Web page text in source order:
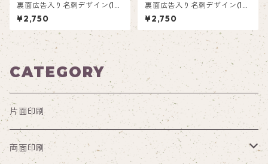
裏面広告入り名刺デザイン(1箱
50枚入り)_花_F002ad
¥2,750
裏面広告入り名刺デザイン(1箱
50枚入り)_夏_SM001ad
¥2,750
CATEGORY
片面印刷
両面印刷